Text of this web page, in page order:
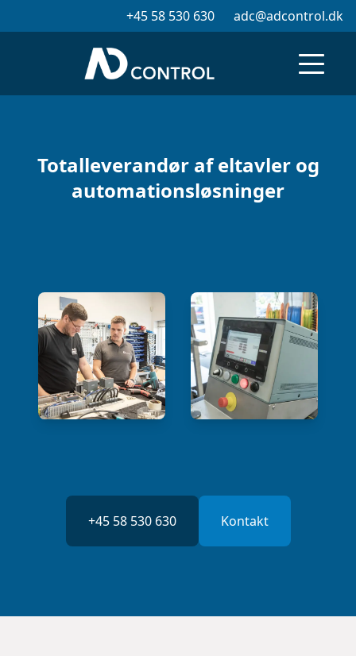
+45 58 530 630 adc@adcontrol.dk
Totalleverandør af eltavler og
automationsløsninger
+45 58 530 630 Kontakt